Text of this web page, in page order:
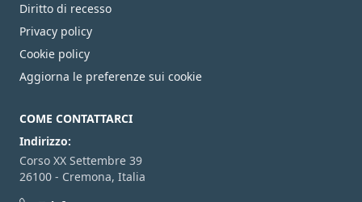
Diritto di recesso
Privacy policy
Cookie policy
Aggiorna le preferenze sui cookie
COME CONTATTARCI
Indirizzo:
Corso XX Settembre 39
26100 - Cremona, Italia